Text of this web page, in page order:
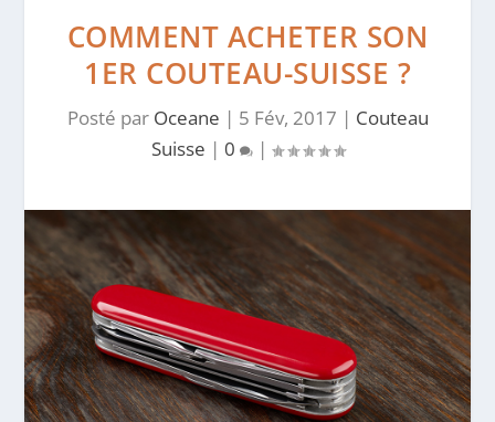
COMMENT ACHETER SON
1ER COUTEAU-SUISSE ?
Posté par Oceane | 5 Fév, 2017 | Couteau
Suisse | 0 |